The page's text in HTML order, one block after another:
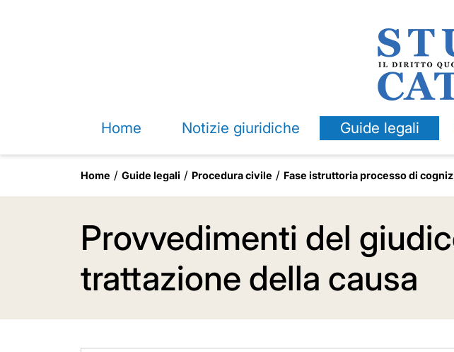
Home Notizie giuridiche Guide legali
Home Guide legali Procedura civile Fase istruttoria processo di
Provvedimenti del
trattazione della causa